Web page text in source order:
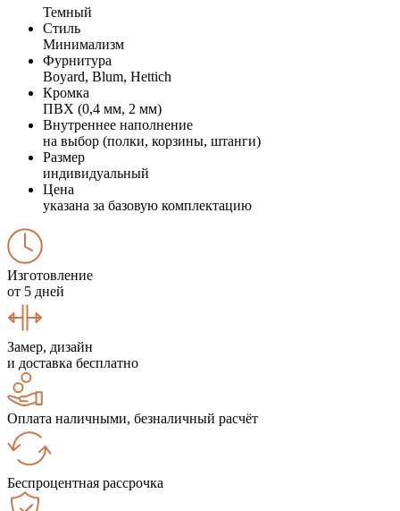
Темный
Стиль
Минимализм
Фурнитура
Boyard, Blum, Hettich
Кромка
ПВХ (0,4 мм, 2 мм)
Внутреннее наполнение
на выбор (полки, корзины, штанги)
Размер
индивидуальный
Цена
указана за базовую комплектацию
Изготовление
от 5 дней
Замер, дизайн
и доставка бесплатно
Оплата наличными, безналичный расчёт
Беспроцентная рассрочка